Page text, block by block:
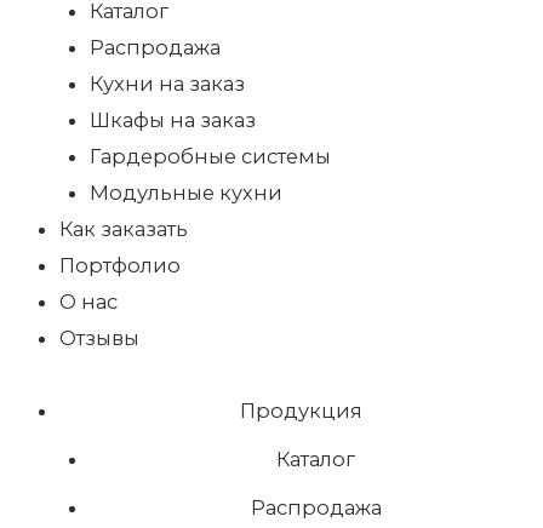
Каталог
Распродажа
Кухни на заказ
Шкафы на заказ
Гардеробные системы
Модульные кухни
Как заказать
Портфолио
О нас
Отзывы
Продукция
Каталог
Распродажа